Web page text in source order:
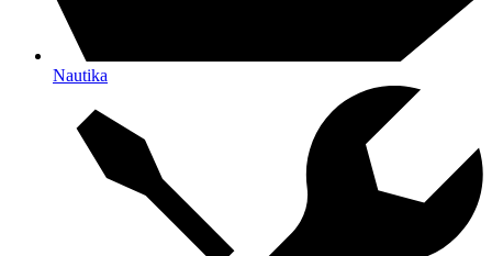
Nautika